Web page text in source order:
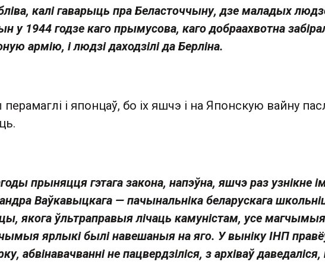
калі гаварыць пра Беласточчыну, дзе маладых
у 1944 годзе каго прымусова, каго добраахвотна
армію, і людзі даходзілі да Берліна.
і японцаў, бо іх яшчэ і на Японскую вайну
прыняцця гэтага закона, напэўна, яшчэ раз узнікне
Ваўкавыцкага — пачынальніка беларускага
якога ўльтраправыя лічаць камуністам, усе магчымыя
ярлыкі былі навешаныя на яго. У выніку ІНП
абвінавачванні не пацвердзіліся, з архіваў